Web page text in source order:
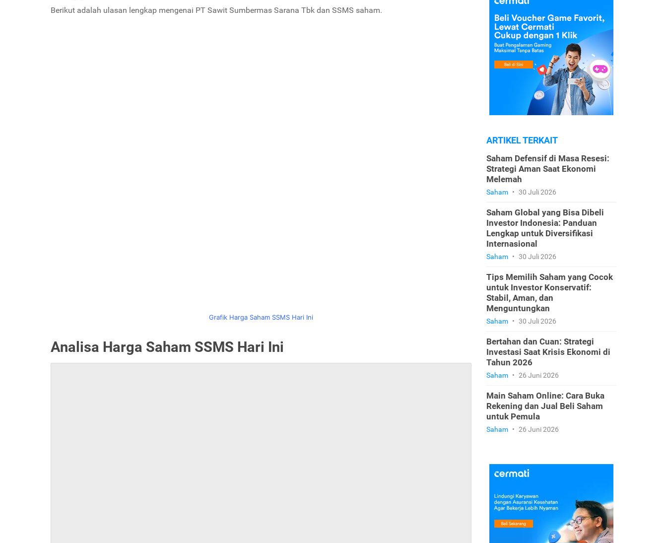
Berikut adalah ulasan lengkap mengenai PT Sawit Sumbermas Sarana Tbk dan SSMS saham.
Grafik Harga Saham SSMS Hari Ini
Analisa Harga Saham SSMS Hari Ini
ARTIKEL TERKAIT
Saham Defensif di Masa Resesi:
Strategi Aman Saat Ekonomi
Melemah
Saham • 30 Juli 2026
Saham Global yang Bisa Dibeli
Investor Indonesia: Panduan
Lengkap untuk Diversifikasi
Internasional
Saham • 30 Juli 2026
Tips Memilih Saham yang Cocok
untuk Investor Konservatif:
Stabil, Aman, dan
Menguntungkan
Saham • 30 Juli 2026
Bertahan dan Cuan: Strategi
Investasi Saat Krisis Ekonomi di
Tahun 2026
Saham • 26 Juni 2026
Main Saham Online: Cara Buka
Rekening dan Jual Beli Saham
untuk Pemula
Saham • 26 Juni 2026